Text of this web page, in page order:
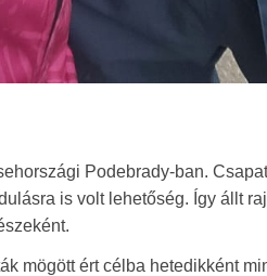
Podebrady-ban.
is volt lehetőség. Így állt
mögött ért célba hetedikként